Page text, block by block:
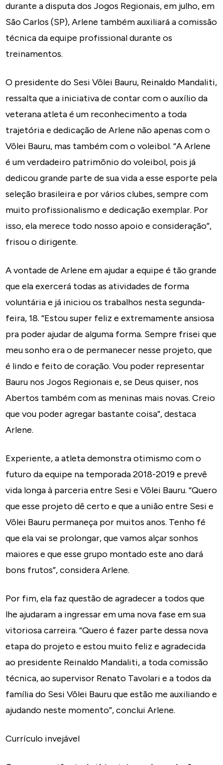
durante a disputa dos Jogos Regionais, em julho, em
São Carlos (SP), Arlene também auxiliará a comissão
técnica da equipe profissional durante os
treinamentos.
O presidente do Sesi Vôlei Bauru, Reinaldo Mandaliti,
ressalta que a iniciativa de contar com o auxílio da
veterana atleta é um reconhecimento a toda
trajetória e dedicação de Arlene não apenas com o
Vôlei Bauru, mas também com o voleibol. “A Arlene
é um verdadeiro patrimônio do voleibol, pois já
dedicou grande parte de sua vida a esse esporte pela
seleção brasileira e por vários clubes, sempre com
muito profissionalismo e dedicação exemplar. Por
isso, ela merece todo nosso apoio e consideração”,
frisou o dirigente.
A vontade de Arlene em ajudar a equipe é tão grande
que ela exercerá todas as atividades de forma
voluntária e já iniciou os trabalhos nesta segunda-
feira, 18. “Estou super feliz e extremamente ansiosa
pra poder ajudar de alguma forma. Sempre frisei que
meu sonho era o de permanecer nesse projeto, que
é lindo e feito de coração. Vou poder representar
Bauru nos Jogos Regionais e, se Deus quiser, nos
Abertos também com as meninas mais novas. Creio
que vou poder agregar bastante coisa”, destaca
Arlene.
Experiente, a atleta demonstra otimismo com o
futuro da equipe na temporada 2018-2019 e prevê
vida longa à parceria entre Sesi e Vôlei Bauru. “Quero
que esse projeto dê certo e que a união entre Sesi e
Vôlei Bauru permaneça por muitos anos. Tenho fé
que ela vai se prolongar, que vamos alçar sonhos
maiores e que esse grupo montado este ano dará
bons frutos”, considera Arlene.
Por fim, ela faz questão de agradecer a todos que
lhe ajudaram a ingressar em uma nova fase em sua
vitoriosa carreira. “Quero é fazer parte dessa nova
etapa do projeto e estou muito feliz e agradecida
ao presidente Reinaldo Mandaliti, a toda comissão
técnica, ao supervisor Renato Tavolari e a todos da
família do Sesi Vôlei Bauru que estão me auxiliando e
ajudando neste momento”, conclui Arlene.
Currículo invejável